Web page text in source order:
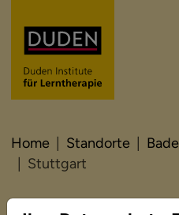
Home Standorte
Stuttgart